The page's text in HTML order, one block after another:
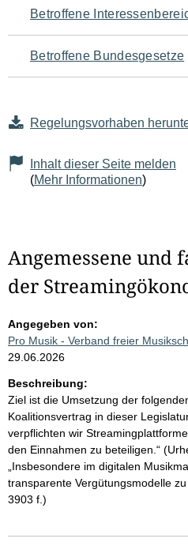
den
Seiteninhalt
Betroffene
Betroffene Bundesgesetze
Regelungsvorhaben
Inhalt dieser Seite melden
(Mehr Informationen)
Angemessene und
der
Angegeben von:
Pro Musik - Verband freier
29.06.2026
Beschreibung:
Ziel ist die Umsetzung der
Koalitionsvertrag in dieser
verpflichten wir
den Einnahmen zu beteiligen.“
„Insbesondere im digitalen
transparente Vergütungsmodelle
3903 f.)